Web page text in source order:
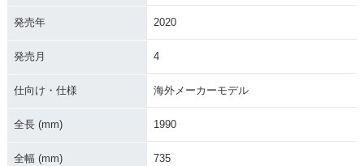
発売年 2020
発売月 4
仕向け・仕様 海外メーカーモデル
全長 (mm) 1990
全幅 (mm) 735